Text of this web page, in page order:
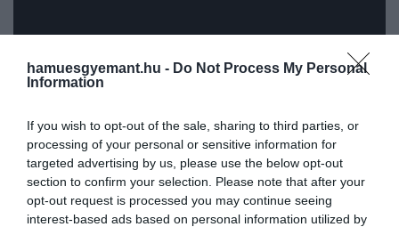
hamuesgyemant.hu - Do Not Process My Personal
Information
If you wish to opt-out of the sale, sharing to third parties, or
processing of your personal or sensitive information for
targeted advertising by us, please use the below opt-out
section to confirm your selection. Please note that after your
opt-out request is processed you may continue seeing
interest-based ads based on personal information utilized by
Figyelmedbe ajánljuk!
Több mint szupermodell – 5 filmes
alakítás az 55 éves Claudia Schiffertől